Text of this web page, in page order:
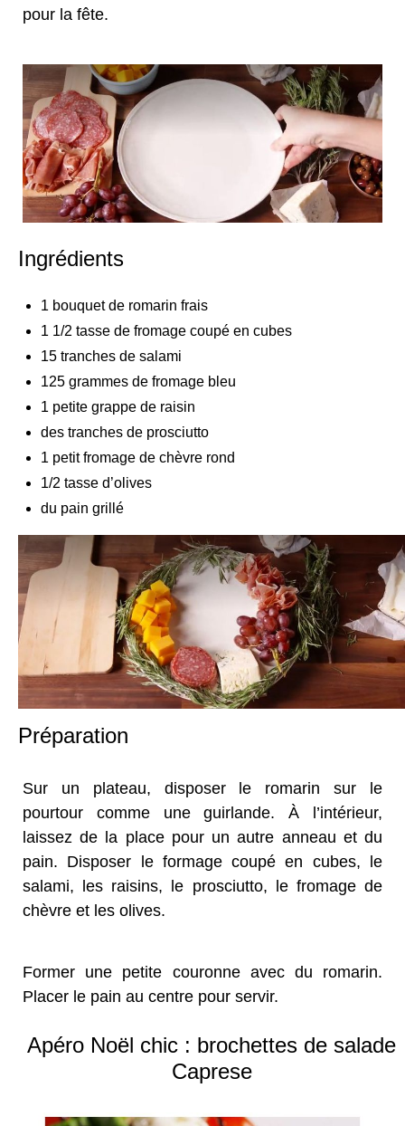
pour la fête.
Ingrédients
1 bouquet de romarin frais
1 1/2 tasse de fromage coupé en cubes
15 tranches de salami
125 grammes de fromage bleu
1 petite grappe de raisin
des tranches de prosciutto
1 petit fromage de chèvre rond
1/2 tasse d’olives
du pain grillé
Préparation
Sur un plateau, disposer le romarin sur le
pourtour comme une guirlande. À l’intérieur,
laissez de la place pour un autre anneau et du
pain. Disposer le formage coupé en cubes, le
salami, les raisins, le prosciutto, le fromage de
chèvre et les olives.
Former une petite couronne avec du romarin.
Placer le pain au centre pour servir.
Apéro Noël chic : brochettes de salade
Caprese